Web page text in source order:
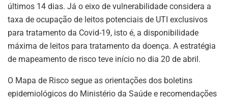
últimos 14 dias. Já o eixo de vulnerabilidade considera a
taxa de ocupação de leitos potenciais de UTI exclusivos
para tratamento da Covid-19, isto é, a disponibilidade
máxima de leitos para tratamento da doença. A estratégia
de mapeamento de risco teve início no dia 20 de abril.
O Mapa de Risco segue as orientações dos boletins
epidemiológicos do Ministério da Saúde e recomendações